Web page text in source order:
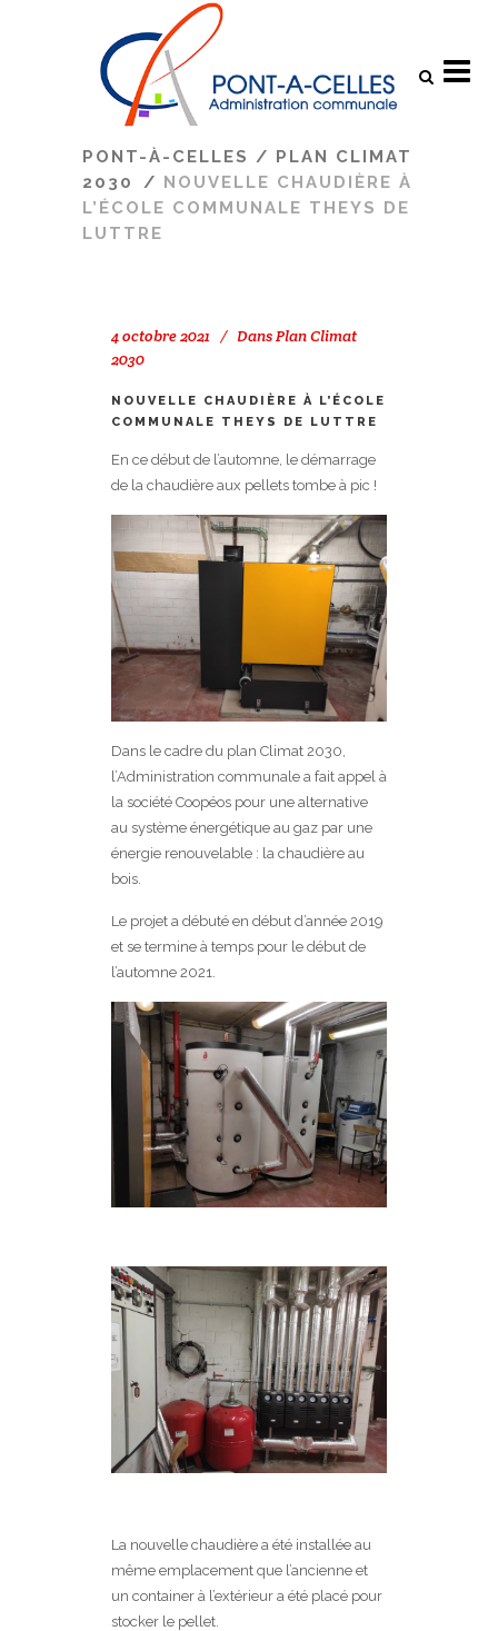
PONT-À-CELLES / PLAN CLIMAT
2030
/ NOUVELLE CHAUDIÈRE À
L’ÉCOLE COMMUNALE THEYS DE
LUTTRE
4 octobre 2021 DansPlan Climat
2030
NOUVELLE CHAUDIÈRE À L’ÉCOLE
COMMUNALE THEYS DE LUTTRE
En ce début de l’automne, le démarrage
de la chaudière aux pellets tombe à pic !
Dans le cadre du plan Climat 2030,
l’Administration communale a fait appel à
la société Coopéos pour une alternative
au système énergétique au gaz par une
énergie renouvelable : la chaudière au
bois.
Le projet a débuté en début d’année 2019
et se termine à temps pour le début de
l’automne 2021.
La nouvelle chaudière a été installée au
même emplacement que l’ancienne et
un container à l’extérieur a été placé pour
stocker le pellet.